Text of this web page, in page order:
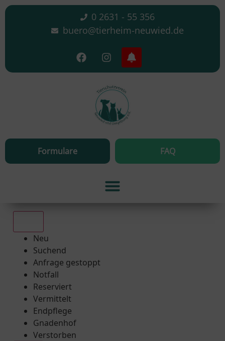
0 2631 - 55 356
buero@tierheim-neuwied.de
Formulare FAQ
Neu
Suchend
Anfrage gestoppt
Notfall
Reserviert
Vermittelt
Endpflege
Gnadenhof
Verstorben